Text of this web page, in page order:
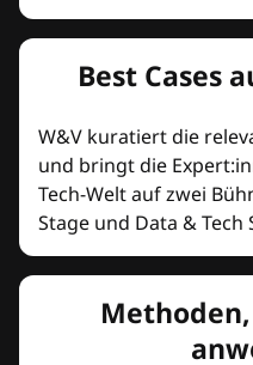
Best Cases
W&V kuratiert die
und bringt die
Tech-Welt auf zwei
Stage und Data & Tech